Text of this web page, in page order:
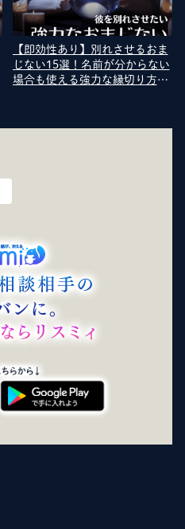
【即効性あり】別れさせるおま
じない15選！名前が分からない
場合も使える強力な縁切り方法